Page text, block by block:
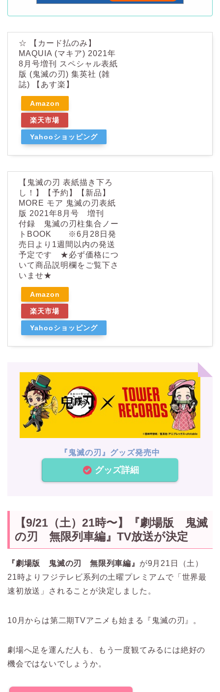
☆ 【カード払のみ】
MAQUIA (マキア) 2021年
8月号増刊 スペシャル表紙
版 (鬼滅の刃) 集英社 (雑
誌) 【あす楽】
Amazon
楽天市場
Yahooショッピング
【鬼滅の刃 表紙描き下ろ
し！】【予約】【新品】
MORE モア 鬼滅の刃表紙
版 2021年8月号 増刊
付録 鬼滅の刃柱集合ノー
トBOOK ※6月28日発
売日より1週間以内の発送
予定です ★必ず価格につ
いて商品説明欄をご覧下さ
いませ★
Amazon
楽天市場
Yahooショッピング
『鬼滅の刃』グッズ発売中
グッズ詳細
【9/21（土）21時〜】『劇場版 鬼滅
の刃 無限列車編』TV放送が決定
『劇場版 鬼滅の刃 無限列車編』 が9月21日（土）
21時よりフジテレビ系列の土曜プレミアムで「世界最
速初放送」されることが決定しました。
10月からは第二期TVアニメも始まる『鬼滅の刃』。
劇場へ足を運んだ人も、もう一度観てみるには絶好の
機会ではないでしょうか。